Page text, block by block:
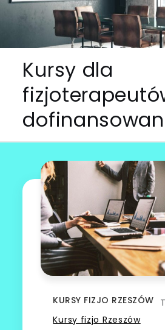
Kursy dla
KURSY FIZJO RZESZÓW
Kursy fizjo Rzeszów